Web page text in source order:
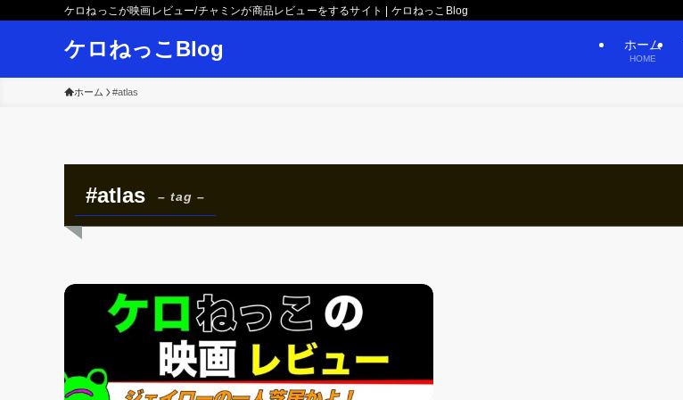
ケロねっこが映画レビュー/チャミンが商品レビューをするサイト | ケロねっこBlog
ケロねっこBlog ホーム
HOME
ホーム #atlas
#atlas – tag –